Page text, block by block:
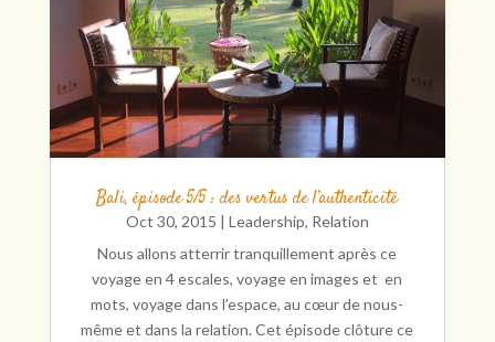
Bali, épisode 5/5 : des vertus de l’authenticité
Oct 30, 2015 | Leadership, Relation
Nous allons atterrir tranquillement après ce
voyage en 4 escales, voyage en images et en
mots, voyage dans l’espace, au cœur de nous-
même et dans la relation. Cet épisode clôture ce